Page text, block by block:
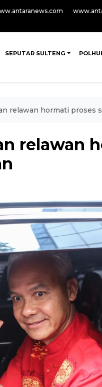
SEPUTAR SULTENG
relawan hormati proses
relawan